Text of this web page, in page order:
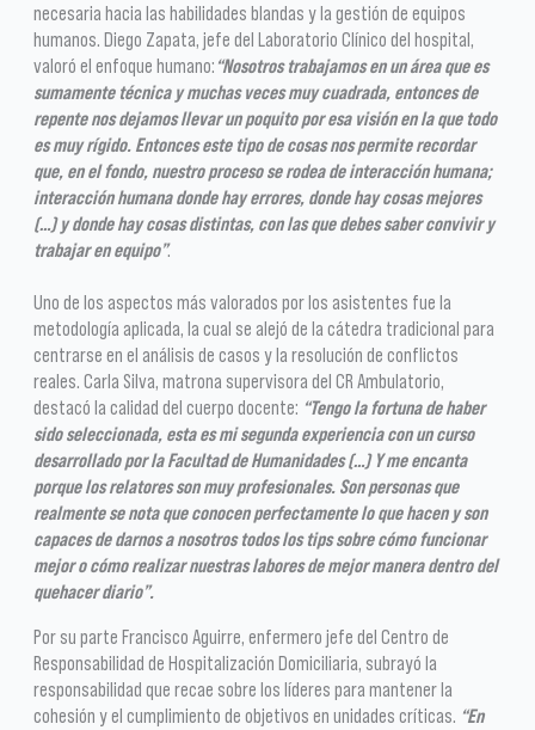
necesaria hacia las habilidades blandas y la gestión de equipos
humanos. Diego Zapata, jefe del Laboratorio Clínico del hospital,
valoró el enfoque humano: “Nosotros trabajamos en un área que es
sumamente técnica y muchas veces muy cuadrada, entonces de
repente nos dejamos llevar un poquito por esa visión en la que todo
es muy rígido. Entonces este tipo de cosas nos permite recordar
que, en el fondo, nuestro proceso se rodea de interacción humana;
interacción humana donde hay errores, donde hay cosas mejores
(…) y donde hay cosas distintas, con las que debes saber convivir y
trabajar en equipo”.
Uno de los aspectos más valorados por los asistentes fue la
metodología aplicada, la cual se alejó de la cátedra tradicional para
centrarse en el análisis de casos y la resolución de conflictos
reales. Carla Silva, matrona supervisora del CR Ambulatorio,
destacó la calidad del cuerpo docente: “Tengo la fortuna de haber
sido seleccionada, esta es mi segunda experiencia con un curso
desarrollado por la Facultad de Humanidades (…) Y me encanta
porque los relatores son muy profesionales. Son personas que
realmente se nota que conocen perfectamente lo que hacen y son
capaces de darnos a nosotros todos los tips sobre cómo funcionar
mejor o cómo realizar nuestras labores de mejor manera dentro del
quehacer diario”.
Por su parte Francisco Aguirre, enfermero jefe del Centro de
Responsabilidad de Hospitalización Domiciliaria, subrayó la
responsabilidad que recae sobre los líderes para mantener la
cohesión y el cumplimiento de objetivos en unidades críticas. “En